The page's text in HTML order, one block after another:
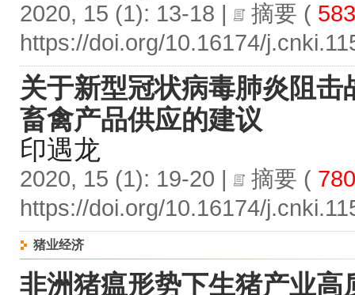
2020, 15 (1): 13-18 | 摘要 ( 583
https://doi.org/10.16174/
关于新型冠状病毒肺炎阻
畜禽产品供应的建议
印遇龙
2020, 15 (1): 19-20 | 摘要 ( 780
https://doi.org/10.16174/
猪业经济
非洲猪瘟形势下生猪产业高